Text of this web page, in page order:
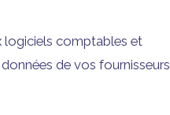
logiciels comptables et
de vos fournisseurs